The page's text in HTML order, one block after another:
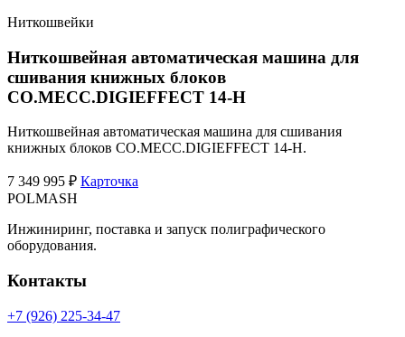
Ниткошвейки
Ниткошвейная автоматическая машина для
сшивания книжных блоков
CO.MECC.DIGIEFFECT 14-H
Ниткошвейная автоматическая машина для сшивания
книжных блоков CO.MECC.DIGIEFFECT 14-H.
7 349 995 ₽ Карточка
POLMASH
Инжиниринг, поставка и запуск полиграфического
оборудования.
Контакты
+7 (926) 225-34-47